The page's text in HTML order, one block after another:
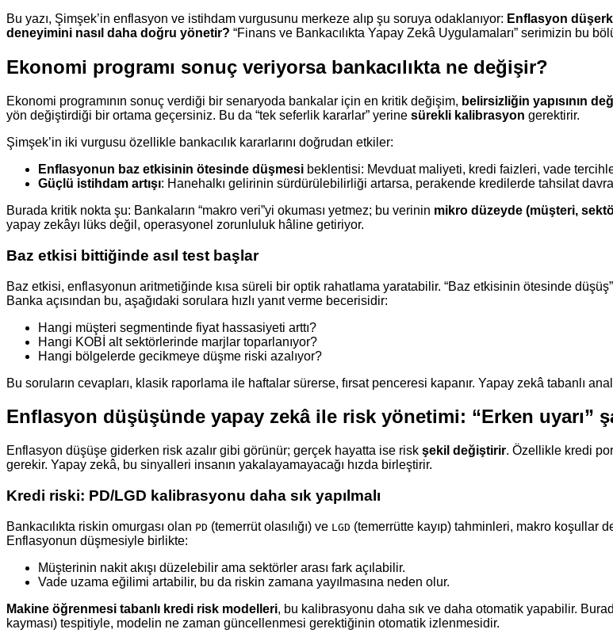
Bu yazı, Şimşek’in enflasyon ve istihdam vurgusunu merkeze alıp şu soruya odaklanıyor: Enflasyon
deneyimini nasıl daha doğru yönetir? “Finans ve Bankacılıkta Yapay Zekâ Uygulamaları” serimizin bu
Ekonomi programı sonuç veriyorsa bankacılıkta ne değişir?
Ekonomi programının sonuç verdiği bir senaryoda bankalar için en kritik değişim, belirsizliğin yapısının
yön değiştirdiği bir ortama geçersiniz. Bu da “tek seferlik kararlar” yerine sürekli kalibrasyon gerektirir.
Şimşek’in iki vurgusu özellikle bankacılık kararlarını doğrudan etkiler:
Enflasyonun baz etkisinin ötesinde düşmesi beklentisi: Mevduat maliyeti, kredi faizleri, vade
Güçlü istihdam artışı: Hanehalkı gelirinin sürdürülebilirliği artarsa, perakende kredilerde tahsilat
Burada kritik nokta şu: Bankaların “makro veri”yi okuması yetmez; bu verinin mikro düzeyde (müşteri,
yapay zekâyı lüks değil, operasyonel zorunluluk hâline getiriyor.
Baz etkisi bittiğinde asıl test başlar
Baz etkisi, enflasyonun aritmetiğinde kısa süreli bir optik rahatlama yaratabilir. “Baz etkisinin ötesinde
Banka açısından bu, aşağıdaki sorulara hızlı yanıt verme becerisidir:
Hangi müşteri segmentinde fiyat hassasiyeti arttı?
Hangi KOBİ alt sektörlerinde marjlar toparlanıyor?
Hangi bölgelerde gecikmeye düşme riski azalıyor?
Bu soruların cevapları, klasik raporlama ile haftalar sürerse, fırsat penceresi kapanır. Yapay zekâ tabanlı
Enflasyon düşüşünde yapay zekâ ile risk yönetimi: “Erken uyarı”
Enflasyon düşüşe giderken risk azalır gibi görünür; gerçek hayatta ise risk şekil değiştirir. Özellikle kredi
gerekir. Yapay zekâ, bu sinyalleri insanın yakalayamayacağı hızda birleştirir.
Kredi riski: PD/LGD kalibrasyonu daha sık yapılmalı
Bankacılıkta riskin omurgası olan PD (temerrüt olasılığı) ve LGD (temerrütte kayıp) tahminleri, makro koşullar
Enflasyonun düşmesiyle birlikte:
Müşterinin nakit akışı düzelebilir ama sektörler arası fark açılabilir.
Vade uzama eğilimi artabilir, bu da riskin zamana yayılmasına neden olur.
Makine öğrenmesi tabanlı kredi risk modelleri, bu kalibrasyonu daha sık ve daha otomatik yapabilir.
kayması) tespitiyle, modelin ne zaman güncellenmesi gerektiğinin otomatik izlenmesidir.